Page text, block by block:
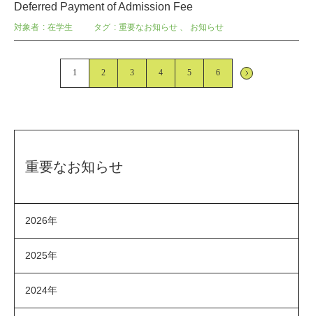
Deferred Payment of Admission Fee
対象者 在学生 タグ 重要なお知らせ 、 お知らせ
1 2 3 4 5 6
重要なお知らせ
2026年
2025年
2024年